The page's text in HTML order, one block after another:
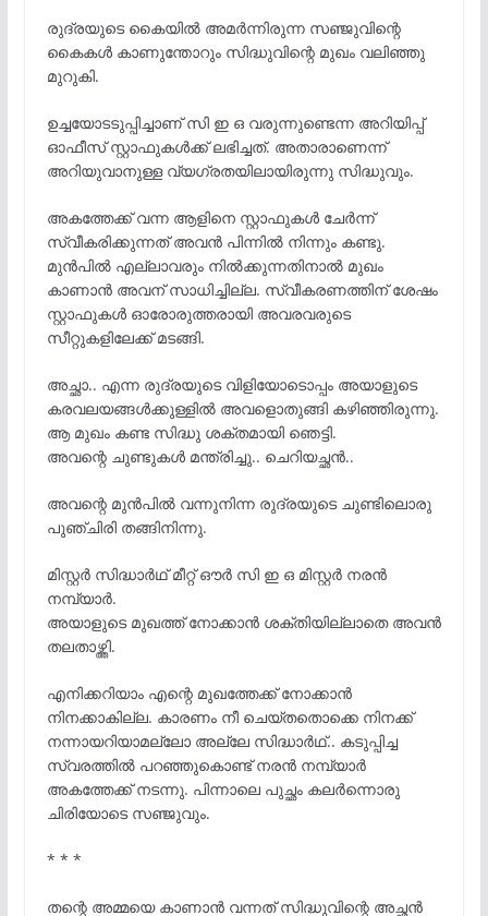
രുദ്രയുടെ കൈയിൽ അമർന്നിരുന്ന സഞ്ജുവിന്റെ
കൈകൾ കാണുന്തോറും സിദ്ധുവിന്റെ മുഖം വലിഞ്ഞു
മുറുകി.
ഉച്ചയോടടുപ്പിച്ചാണ് സി ഇ ഒ വരുന്നുണ്ടെന്ന അറിയിപ്പ്
ഓഫീസ് സ്റ്റാഫുകൾക്ക് ലഭിച്ചത്. അതാരാണെന്ന്
അറിയുവാനുള്ള വ്യഗ്രതയിലായിരുന്നു സിദ്ധുവും.
അകത്തേക്ക് വന്ന ആളിനെ സ്റ്റാഫുകൾ ചേർന്ന്
സ്വീകരിക്കുന്നത് അവൻ പിന്നിൽ നിന്നും കണ്ടു.
മുൻപിൽ എല്ലാവരും നിൽക്കുന്നതിനാൽ മുഖം
കാണാൻ അവന് സാധിച്ചില്ല. സ്വീകരണത്തിന് ശേഷം
സ്റ്റാഫുകൾ ഓരോരുത്തരായി അവരവരുടെ
സീറ്റുകളിലേക്ക് മടങ്ങി.
അച്ഛാ.. എന്ന രുദ്രയുടെ വിളിയോടൊപ്പം അയാളുടെ
കരവലയങ്ങൾക്കുള്ളിൽ അവളൊതുങ്ങി കഴിഞ്ഞിരുന്നു.
ആ മുഖം കണ്ട സിദ്ധു ശക്തമായി ഞെട്ടി.
അവന്റെ ചുണ്ടുകൾ മന്ത്രിച്ചു.. ചെറിയച്ഛൻ..
അവന്റെ മുൻപിൽ വന്നുനിന്ന രുദ്രയുടെ ചുണ്ടിലൊരു
പുഞ്ചിരി തങ്ങിനിന്നു.
മിസ്റ്റർ സിദ്ധാർഥ്‌ മീറ്റ് ഔർ സി ഇ ഒ മിസ്റ്റർ നരൻ
നമ്പ്യാർ.
അയാളുടെ മുഖത്ത് നോക്കാൻ ശക്തിയില്ലാതെ അവൻ
തലതാഴ്ത്തി.
എനിക്കറിയാം എന്റെ മുഖത്തേക്ക് നോക്കാൻ
നിനക്കാകില്ല. കാരണം നീ ചെയ്തതൊക്കെ നിനക്ക്
നന്നായറിയാമല്ലോ അല്ലേ സിദ്ധാർഥ്‌.. കടുപ്പിച്ച
സ്വരത്തിൽ പറഞ്ഞുകൊണ്ട് നരൻ നമ്പ്യാർ
അകത്തേക്ക് നടന്നു. പിന്നാലെ പുച്ഛം കലർന്നൊരു
ചിരിയോടെ സഞ്ജുവും.
* * *
തന്റെ അമ്മയെ കാണാൻ വന്നത് സിദ്ധുവിന്റെ അച്ഛൻ